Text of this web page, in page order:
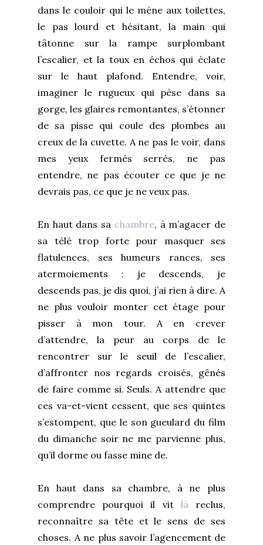
dans le couloir qui le mène aux toilettes,
le pas lourd et hésitant, la main qui
tâtonne sur la rampe surplombant
l’escalier, et la toux en échos qui éclate
sur le haut plafond. Entendre, voir,
imaginer le rugueux qui pèse dans sa
gorge, les glaires remontantes, s’étonner
de sa pisse qui coule des plombes au
creux de la cuvette. A ne pas le voir, dans
mes yeux fermés serrés, ne pas
entendre, ne pas écouter ce que je ne
devrais pas, ce que je ne veux pas.
En haut dans sa chambre, à m’agacer de
sa télé trop forte pour masquer ses
flatulences, ses humeurs rances, ses
atermoiements : je descends, je
descends pas, je dis quoi, j’ai rien à dire. A
ne plus vouloir monter cet étage pour
pisser à mon tour. A en crever
d’attendre, la peur au corps de le
rencontrer sur le seuil de l’escalier,
d’affronter nos regards croisés, gênés
de faire comme si. Seuls. A attendre que
ces va-et-vient cessent, que ses quintes
s’estompent, que le son gueulard du film
du dimanche soir ne me parvienne plus,
qu’il dorme ou fasse mine de.
En haut dans sa chambre, à ne plus
comprendre pourquoi il vit là reclus,
reconnaître sa tête et le sens de ses
choses. A ne plus savoir l’agencement de